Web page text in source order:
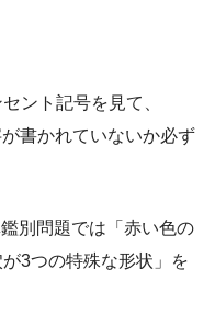
ント記号を見て、
書かれていないか必ず
別問題では「赤い色の
3つの特殊な形状」を